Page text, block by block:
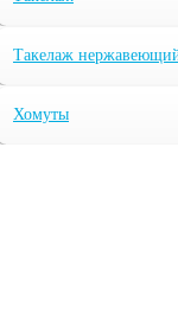
Такелаж
Хомуты